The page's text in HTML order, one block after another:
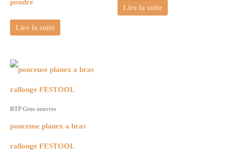
poudre
Lire la suite
Lire la suite
BTP Gros oeuvres
ponceuse planex a bras
rallonge FESTOOL